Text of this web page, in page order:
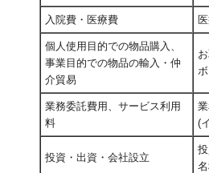
入院費・医療費
個人使用目的での物品購入、
事業目的での物品の輸入・仲
介貿易
業務委託費用、サービス利用
料
(
投資・出資・会社設立